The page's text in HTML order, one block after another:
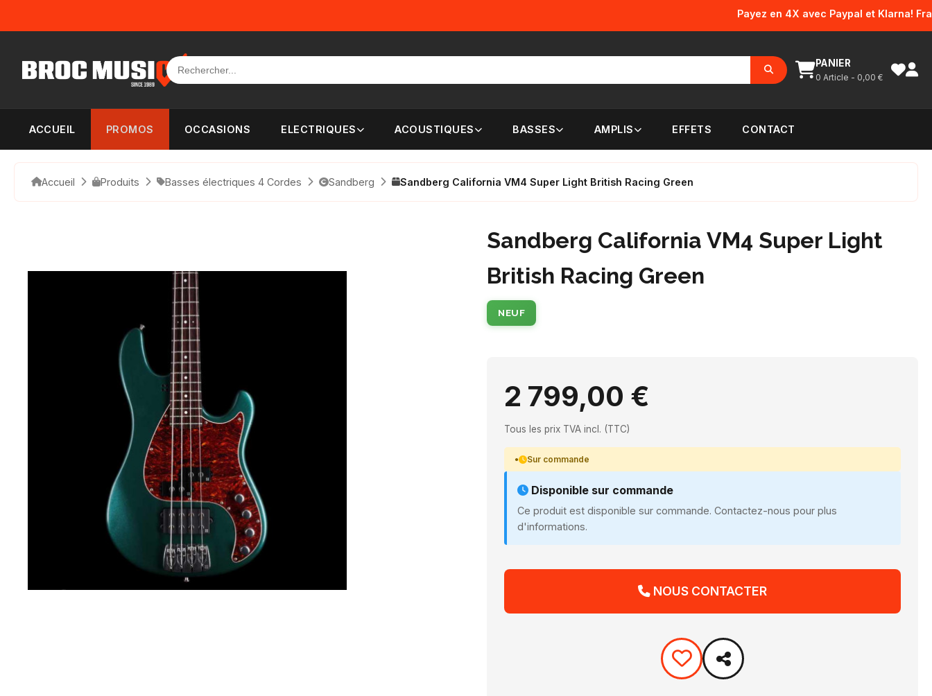
Payez en 4X avec Paypal et Klarna! Frais
PANIER
0 Article - 0,00 €
ACCUEIL PROMOS OCCASIONS ELECTRIQUES ACOUSTIQUES BASSES AMPLIS EFFETS CONTACT
Accueil Produits Basses électriques 4 Cordes Sandberg Sandberg California VM4 Super Light British Racing Green
Sandberg California VM4 Super Light
British Racing Green
NEUF
2 799,00 €
Tous les prix TVA incl. (TTC)
Sur commande
Disponible sur commande
Ce produit est disponible sur commande. Contactez-nous pour plus
d'informations.
NOUS CONTACTER